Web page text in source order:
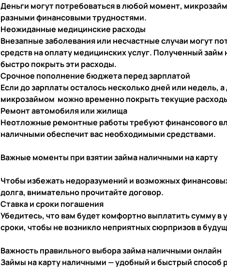
Деньги могут потребоваться в любой момент,
разными финансовыми трудностями.
Неожиданные медицинские расходы
Внезапные заболевания или несчастные случаи могут
средств на оплату медицинских услуг. Полученный
быстро покрыть эти расходы.
Срочное пополнение бюджета перед зарплатой
Если до зарплаты осталось несколько дней или недель,
микрозаймом можно временно покрыть текущие
Ремонт автомобиля или жилища
Неотложные ремонтные работы требуют финансового
наличными обеспечит вас необходимыми средствами.
Важные моменты при взятии займа наличными на карту
Чтобы избежать недоразумений и возможных
долга, внимательно прочитайте договор.
Ставка и сроки погашения
Убедитесь, что вам будет комфортно выплатить сумму в
сроки, чтобы не возникло неприятных сюрпризов в
Важность правильного выбора займа наличными онлайн
Займы на карту наличными — удобный и быстрый способ